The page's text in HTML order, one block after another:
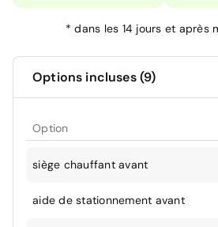
*dans les 14 jours et après
Options incluses (9)
Option
siège chauffant avant
aide de stationnement avant